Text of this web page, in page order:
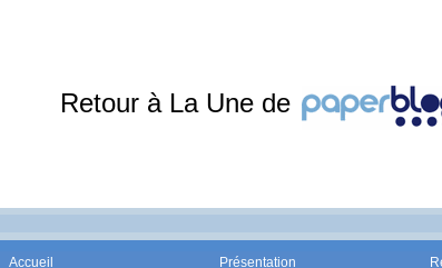
Retour à La Une de
Accueil Présentation